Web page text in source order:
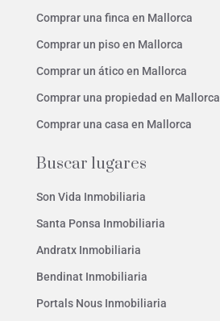
Comprar una finca en Mallorca
Comprar un piso en Mallorca
Comprar un ático en Mallorca
Comprar una propiedad en Mallorca
Comprar una casa en Mallorca
Buscar lugares
Son Vida Inmobiliaria
Santa Ponsa Inmobiliaria
Andratx Inmobiliaria
Bendinat Inmobiliaria
Portals Nous Inmobiliaria